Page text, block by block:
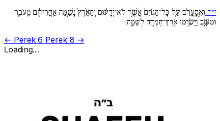
י״ד וְאֵ֣סָֽעֲרֵ֗ם עַ֚ל כָּל־הַגּוֹיִם֙ אֲשֶׁ֣ר לֹֽא־יְדָע֔וּם וְהָאָ֙רֶץ֙ נָשַׁ֣מָּה אַֽחֲרֵיהֶ֔ם מֵֽעֹבֵ֖ר
וּמִשָּׁ֑ב וַיָּשִׂ֥ימוּ אֶֽרֶץ־חֶמְדָּ֖ה לְשַׁמָּֽה:
← Perek 6 Perek 8 →
Loading…